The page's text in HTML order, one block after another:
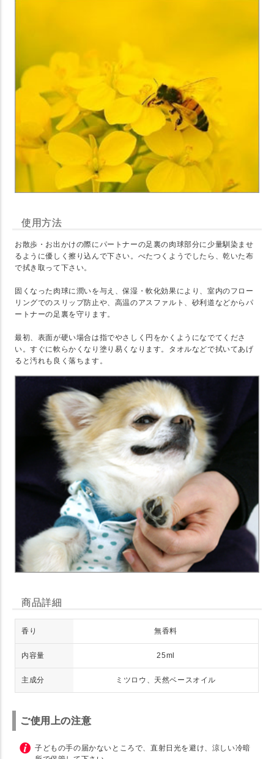
使用方法
お散歩・お出かけの際にパートナーの足裏の肉球部分に少量馴染ませ
るように優しく擦り込んで下さい。べたつくようでしたら、乾いた布
で拭き取って下さい。
固くなった肉球に潤いを与え、保湿・軟化効果により、室内のフロー
リングでのスリップ防止や、高温のアスファルト、砂利道などからパ
ートナーの足裏を守ります。
最初、表面が硬い場合は指でやさしく円をかくようになでてくださ
い。すぐに軟らかくなり塗り易くなります。タオルなどで拭いてあげ
ると汚れも良く落ちます。
商品詳細
香り 無香料
内容量 25ml
主成分 ミツロウ、天然ベースオイル
ご使用上の注意
子どもの手の届かないところで、直射日光を避け、涼しい冷暗